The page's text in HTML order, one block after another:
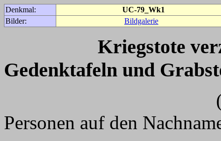
Denkmal:
UC-79_Wk1
Bilder:
Bildgalerie
Kriegstote
Gedenktafeln und
(Für weitere
Personen auf den